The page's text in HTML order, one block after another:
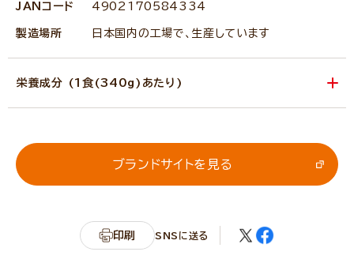
JANコード 4902170584334
製造場所 日本国内の工場で、生産しています
栄養成分 (1食(340g)あたり)
20.4g
炭水化物 69.4g
133mg
ブランドサイトを見る
印刷 SNSに送る